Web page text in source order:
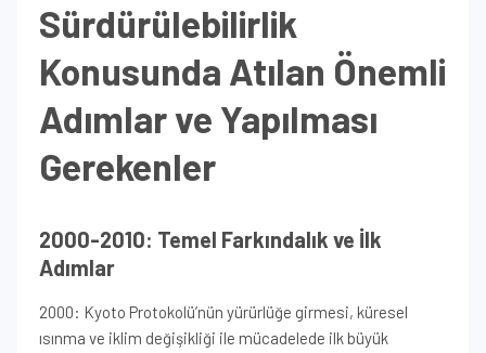
Sürdürülebilirlik
Konusunda Atılan Önemli
Adımlar ve Yapılması
Gerekenler
2000-2010: Temel Farkındalık ve İlk
Adımlar
2000: Kyoto Protokolü’nün yürürlüğe girmesi, küresel
ısınma ve iklim değişikliği ile mücadelede ilk büyük